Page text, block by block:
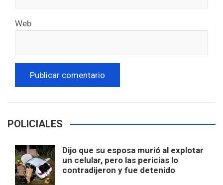
Web
POLICIALES
Dijo que su esposa murió al explotar
un celular, pero las pericias lo
contradijeron y fue detenido